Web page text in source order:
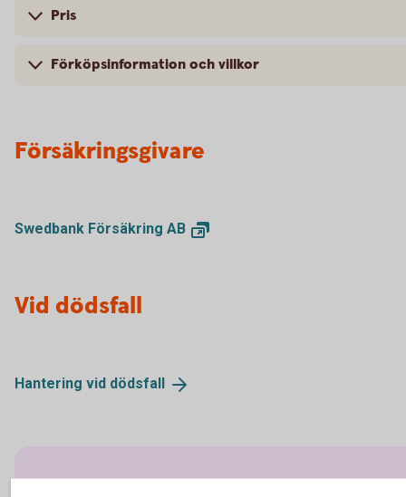
Pris
Förköpsinformation och villkor
Försäkringsgivare
Swedbank Försäkring AB
Vid dödsfall
Hantering vid dödsfall